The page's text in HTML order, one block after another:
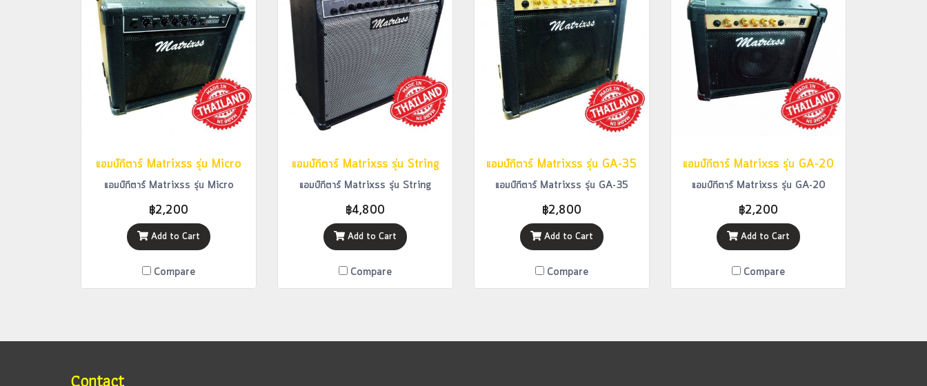
แอมป์กีตาร์ Matrixss รุ่น Micro
แอมป์กีตาร์ Matrixss รุ่น Micro
฿2,200
Add to Cart
Compare
แอมป์กีตาร์ Matrixss รุ่น String
แอมป์กีตาร์ Matrixss รุ่น String
฿4,800
Add to Cart
Compare
แอมป์กีตาร์ Matrixss รุ่น GA-35
แอมป์กีตาร์ Matrixss รุ่น GA-35
฿2,800
Add to Cart
Compare
แอมป์กีตาร์ Matrixss รุ่น GA-20
แอมป์กีตาร์ Matrixss รุ่น GA-20
฿2,200
Add to Cart
Compare